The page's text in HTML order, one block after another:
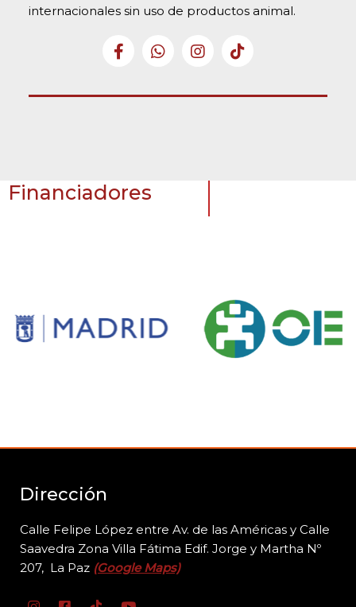
internacionales sin uso de productos animal.
Financiadores
Dirección
Calle Felipe López entre Av. de las Américas y Calle
Saavedra Zona Villa Fátima Edif. Jorge y Martha Nº
207, La Paz (Google Maps)